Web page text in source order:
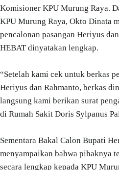
Komisioner KPU Murung Raya.
KPU Murung Raya, Okto Dinata
pencalonan pasangan Heriyus
HEBAT dinyatakan lengkap.
“Setelah kami cek untuk berkas
Heriyus dan Rahmanto, berkas
langsung kami berikan surat
di Rumah Sakit Doris Sylpanus
Sementara Bakal Calon Bupati
menyampaikan bahwa pihaknya
secara lengkap kepada KPU